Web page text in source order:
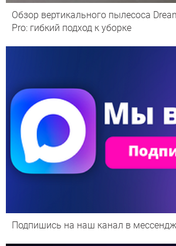
Обзор вертикального пылесоса
Pro: гибкий подход к уборке
Подпишись на наш канал в